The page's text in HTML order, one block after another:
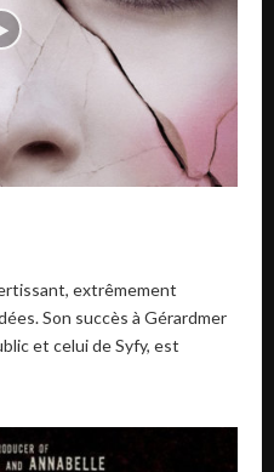
extrêmement
Son succès à Gérardmer
et celui de Syfy, est